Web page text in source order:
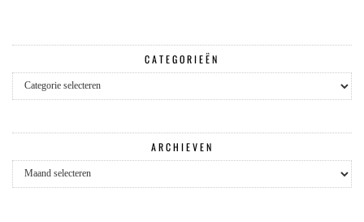
CATEGORIEËN
Categorieën
ARCHIEVEN
Archieven